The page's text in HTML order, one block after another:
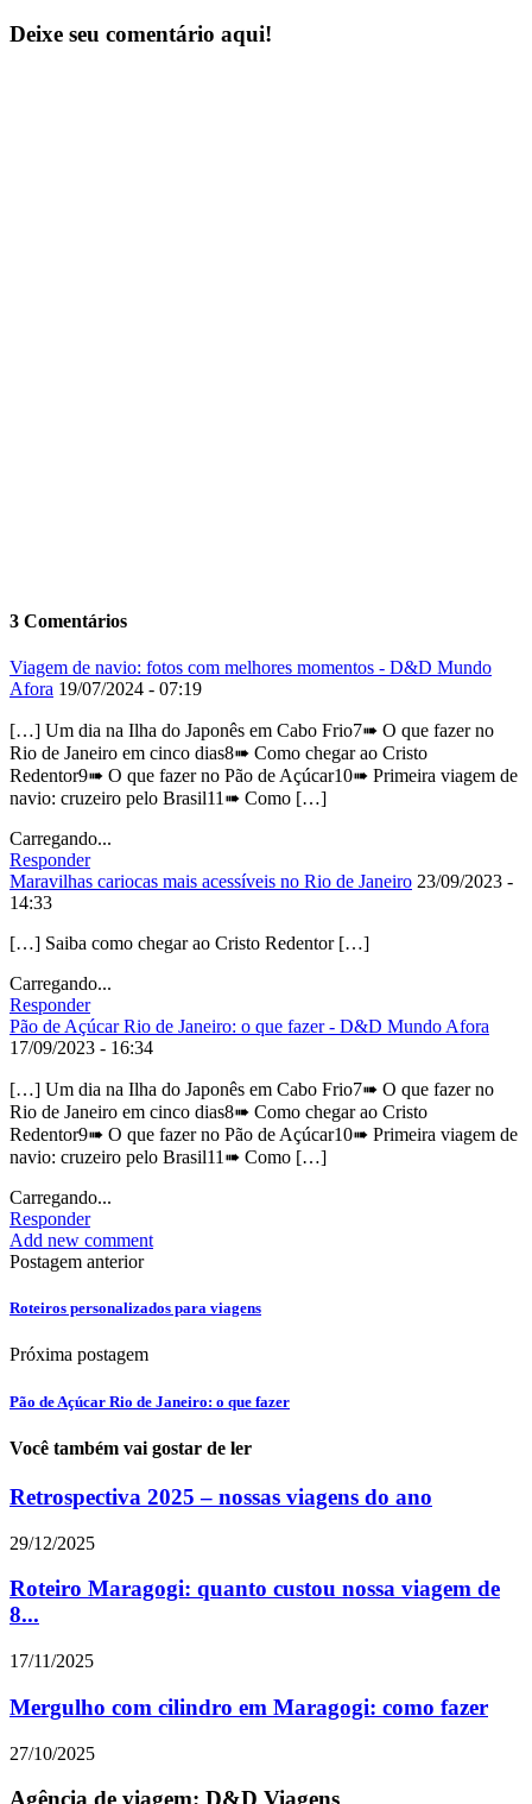
Deixe seu comentário aqui!
3 Comentários
Viagem de navio: fotos com melhores momentos - D&D Mundo
Afora 19/07/2024 - 07:19
[…] Um dia na Ilha do Japonês em Cabo Frio7➠ O que fazer no
Rio de Janeiro em cinco dias8➠ Como chegar ao Cristo
Redentor9➠ O que fazer no Pão de Açúcar10➠ Primeira viagem de
navio: cruzeiro pelo Brasil11➠ Como […]
Carregando...
Responder
Maravilhas cariocas mais acessíveis no Rio de Janeiro 23/09/2023 -
14:33
[…] Saiba como chegar ao Cristo Redentor […]
Carregando...
Responder
Pão de Açúcar Rio de Janeiro: o que fazer - D&D Mundo Afora
17/09/2023 - 16:34
[…] Um dia na Ilha do Japonês em Cabo Frio7➠ O que fazer no
Rio de Janeiro em cinco dias8➠ Como chegar ao Cristo
Redentor9➠ O que fazer no Pão de Açúcar10➠ Primeira viagem de
navio: cruzeiro pelo Brasil11➠ Como […]
Carregando...
Responder
Add new comment
Postagem anterior
Roteiros personalizados para viagens
Próxima postagem
Pão de Açúcar Rio de Janeiro: o que fazer
Você também vai gostar de ler
Retrospectiva 2025 – nossas viagens do ano
29/12/2025
Roteiro Maragogi: quanto custou nossa viagem de
8...
17/11/2025
Mergulho com cilindro em Maragogi: como fazer
27/10/2025